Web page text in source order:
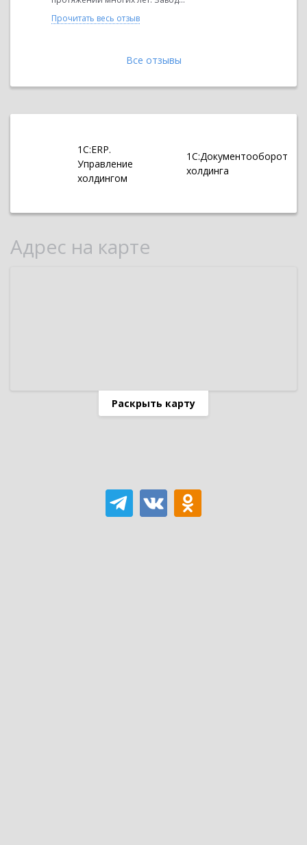
Прочитать весь отзыв
Все отзывы
1С:ERP.
Управление
холдингом
1С:Документооборот
холдинга
Адрес на карте
Раскрыть карту